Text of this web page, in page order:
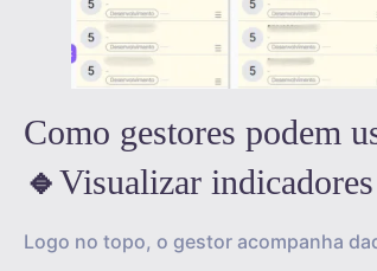
Como gestores podem
🔹Visualizar
Logo no topo, o gestor acompanha